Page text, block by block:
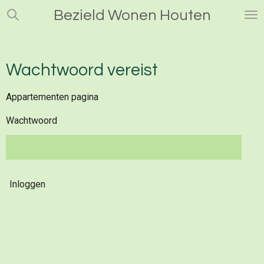
Ga
hoofdinhoud
Bezield Wonen Houten
Wachtwoord vereist
Appartementen pagina
Wachtwoord
Inloggen